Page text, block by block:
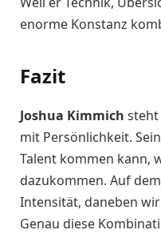
enorme Konstanz
Fazit
Joshua Kimmich
mit Persönlichkeit.
Talent kommen kann,
dazukommen. Auf
Intensität, daneben
Genau diese